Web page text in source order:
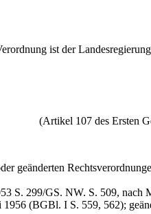
ist der
(Artikel 107 des Ersten
geänderten
S. 299/GS. NW. S. 509, nach
1956 (BGBl. I S. 559, 562);